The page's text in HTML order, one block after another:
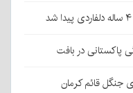
قائم کرمان